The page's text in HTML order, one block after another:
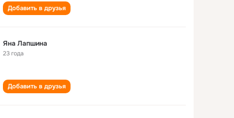
Добавить в друзья
Яна Лапшина
23 года
Добавить в друзья